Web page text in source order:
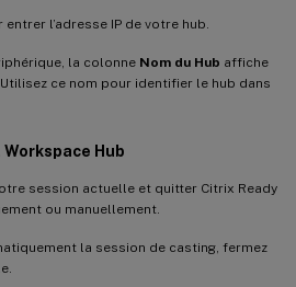
entrer l’adresse IP de votre hub.
la colonne Nom du Hub affiche
ce nom pour identifier le hub dans
Hub
session actuelle et quitter Citrix Ready
ou manuellement.
la session de casting, fermez